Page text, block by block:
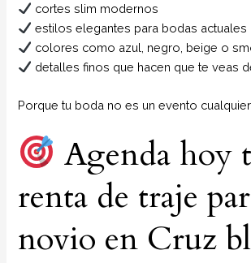
cortes slim modernos
estilos elegantes para bodas actuales
colores como azul, negro, beige o
detalles finos que hacen que te veas
Porque tu boda no es un evento
Agenda hoy
renta de traje
novio en Cruz